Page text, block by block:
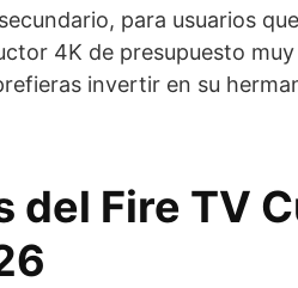
para usuarios
4K de presupuesto
invertir en su
Fire TV